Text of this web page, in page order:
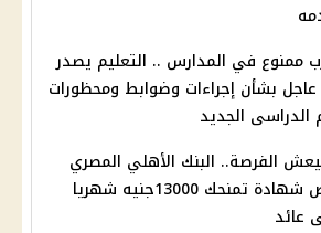
ممنوع في المدارس .. التعليم يصدر
عاجل بشأن إجراءات وضوابط ومحظورات
الدراسى الجديد
الفرصة.. البنك الأهلي المصري
يعرض شهادة تمنحك 13000جنيه شهريا
عائد